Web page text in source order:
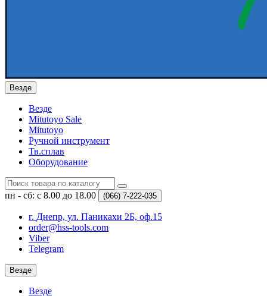
Везде
Везде
Mitutoyo Sale
Mitutoyo
Ручной инструмент
Тв.сплав
Оборудование
пн - сб: с 8.00 до 18.00 (066) 7-222-035
г. Днепр, ул. Паникахи 2Б, оф.15
order@hss-tools.com
Viber
Telegram
Везде
Везде